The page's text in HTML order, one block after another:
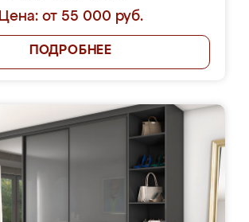
Цена: от 55 000 руб.
ПОДРОБНЕЕ